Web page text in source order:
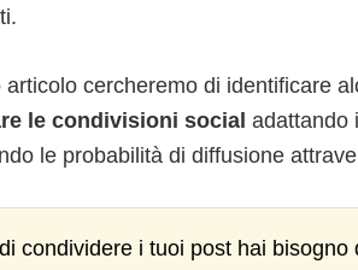
articolo cercheremo di identificare
le condivisioni social adattando
le probabilità di diffusione
condividere i tuoi post hai